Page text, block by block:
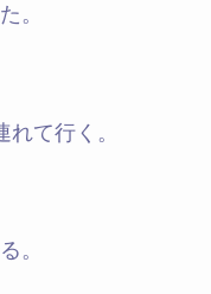
。
て行く。
。